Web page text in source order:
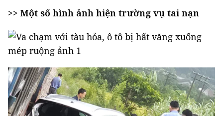
>> Một số hình ảnh hiện trường vụ tai nạn